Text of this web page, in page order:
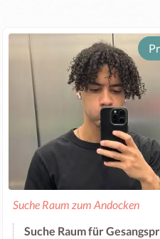
Suche Raum zum Andocken
Suche Raum für